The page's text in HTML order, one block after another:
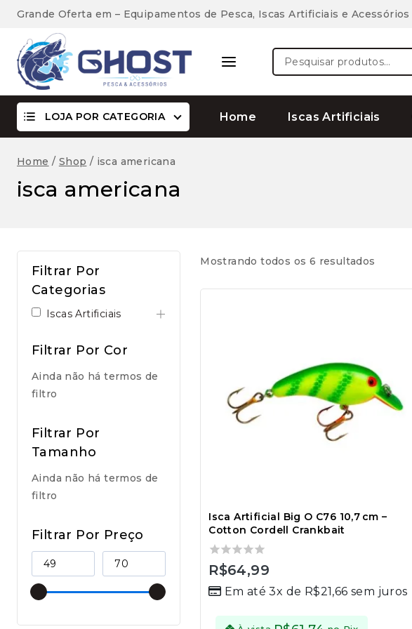
Grande Oferta em – Equipamentos de Pesca, Iscas Artificiais e Acessórios
Pesquisar
por:
LOJA POR CATEGORIA Home Iscas Artificiais
Home / Shop / isca americana
isca americana
Mostrando todos os 6 resultados
Isca Artificial Big O C76 10,7 cm –
Cotton Cordell Crankbait
0
of
R$64,99
Em até 3x de R$21,66 sem juros
Filtrar Por
Categorias
Iscas Artificiais
Filtrar Por Cor
Ainda não há termos de
filtro
Filtrar Por
Tamanho
Ainda não há termos de
filtro
Filtrar Por Preço